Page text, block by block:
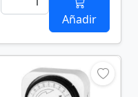
Añadir